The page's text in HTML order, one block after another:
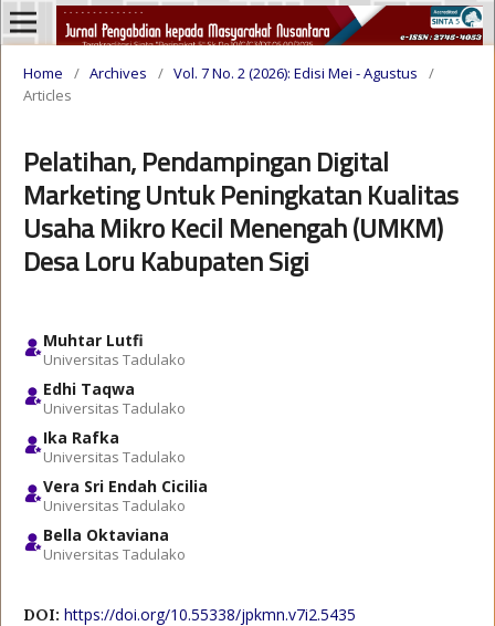
Home / Archives / Vol. 7 No. 2 (2026): Edisi Mei - Agustus
/
Articles
Pelatihan, Pendampingan Digital
Marketing Untuk Peningkatan Kualitas
Usaha Mikro Kecil Menengah (UMKM)
Desa Loru Kabupaten Sigi
Muhtar Lutfi
Universitas Tadulako
Edhi Taqwa
Universitas Tadulako
Ika Rafka
Universitas Tadulako
Vera Sri Endah Cicilia
Universitas Tadulako
Bella Oktaviana
Universitas Tadulako
DOI: https://doi.org/10.55338/jpkmn.v7i2.5435